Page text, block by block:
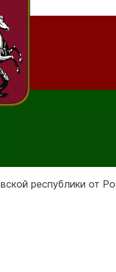
республики от